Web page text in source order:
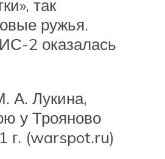
так
ружья.
2 оказалась
А. Лукина,
у Трояново
г. (warspot.ru)